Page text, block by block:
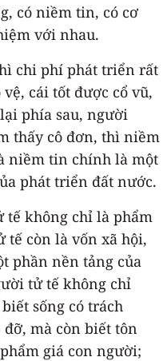
có niềm tin, có cơ
với nhau.
chi phí phát triển rất
cái tốt được cổ vũ,
phía sau, người
thấy cô đơn, thì niềm
niềm tin chính là một
phát triển đất nước.
tế không chỉ là phẩm
tế còn là vốn xã hội,
phần nền tảng của
tử tế không chỉ
sống có trách
mà còn biết tôn
giá con người;